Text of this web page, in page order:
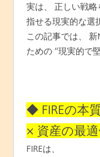
実は、 正しい戦略
指せる現実的な選
この記事では、 新
ための “現実的で
◆ FIREの本
× 資産の最適
FIREは、